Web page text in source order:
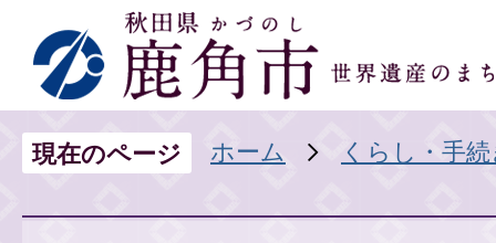
現在のページ ホーム くらし・手